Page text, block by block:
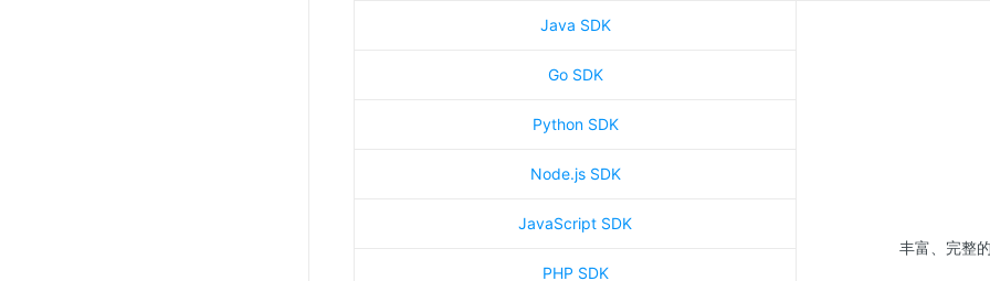
Java SDK
丰富、完整
Go SDK
Python SDK
Node.js SDK
JavaScript SDK
PHP SDK